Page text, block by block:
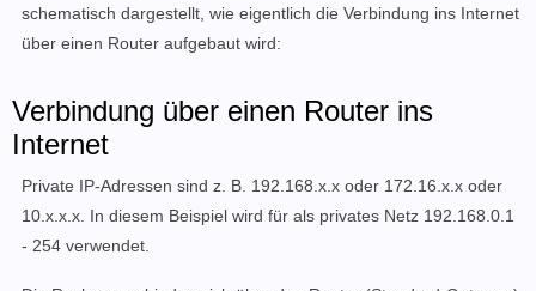
schematisch dargestellt, wie eigentlich die Verbindung ins Internet
über einen Router aufgebaut wird:
Verbindung über einen Router ins
Internet
Private IP-Adressen sind z. B. 192.168.x.x oder 172.16.x.x oder
10.x.x.x. In diesem Beispiel wird für als privates Netz 192.168.0.1
- 254 verwendet.